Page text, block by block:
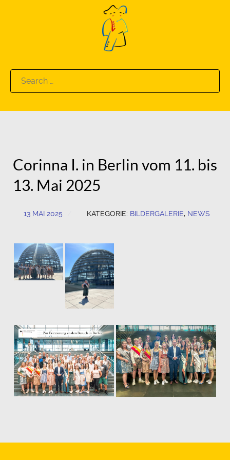
Search
for:
Corinna I. in Berlin vom 11. bis
13. Mai 2025
13 MAI 2025 KATEGORIE: BILDERGALERIE, NEWS